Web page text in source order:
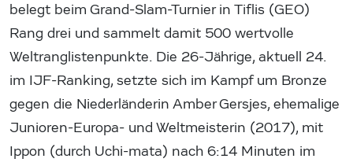
belegt beim Grand-Slam-Turnier in Tiflis (GEO)
Rang drei und sammelt damit 500 wertvolle
Weltranglistenpunkte. Die 26-Jährige, aktuell 24.
im IJF-Ranking, setzte sich im Kampf um Bronze
gegen die Niederländerin Amber Gersjes, ehemalige
Junioren-Europa- und Weltmeisterin (2017), mit
Ippon (durch Uchi-mata) nach 6:14 Minuten im